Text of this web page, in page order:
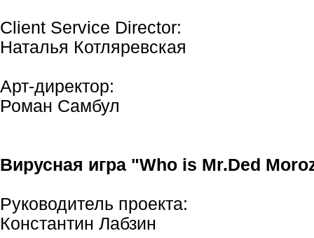
Client Service Director:
Наталья Котляревская
Арт-директор:
Роман Самбул
Вирусная игра "Who is Mr.Ded
Руководитель проекта:
Константин Лабзин